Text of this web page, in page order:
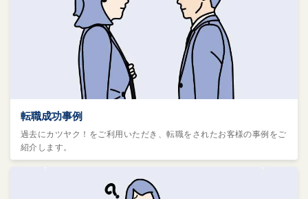
転職成功事例
過去にカツヤク！をご利用いただき、転職をされたお客様の事例をご
紹介します。